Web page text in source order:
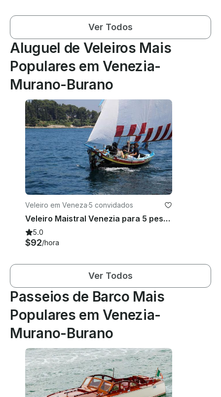
Ver Todos
Aluguel de Veleiros Mais
Populares em Venezia-
Murano-Burano
Veleiro em Veneza·5 convidados
Veleiro Maistral Venezia para 5 pessoas em Venezia, Veneto
5.0
$92/hora
Ver Todos
Passeios de Barco Mais
Populares em Venezia-
Murano-Burano